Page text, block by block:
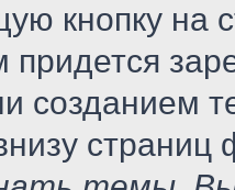
кнопку
созданием